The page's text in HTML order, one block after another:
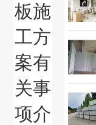
板施
工方
案有
关事
项介